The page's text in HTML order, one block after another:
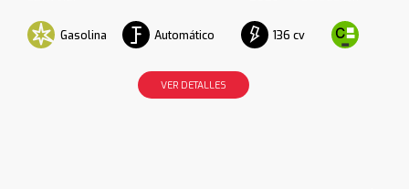
Gasolina Automático 136 cv
VER DETALLES